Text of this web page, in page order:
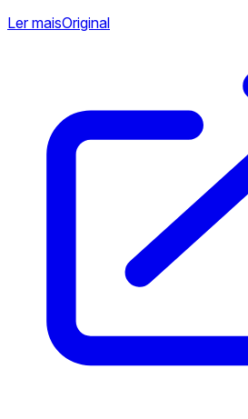
Ler maisOriginal